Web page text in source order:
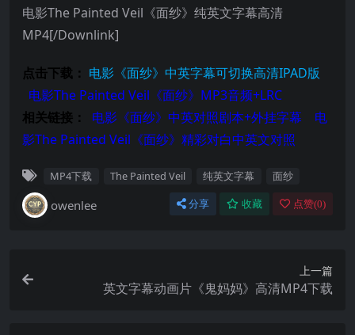
电影The Painted Veil《面纱》纯英文字幕高清
MP4[/Downlink]
点击下载： 电影《面纱》中英字幕可切换高清IPAD版
电影The Painted Veil 《面纱》 MP3音频+LRC
相关链接：
电影 《面纱》 中英对照剧本+外挂字幕
电
影The Painted Veil 《面纱》精彩对白中英文对照
MP4下载 The Painted Veil 纯英文字幕 面纱
owenlee 分享 收藏 点赞(0)
上一篇
英文字幕动画片《鬼妈妈》高清MP4下载